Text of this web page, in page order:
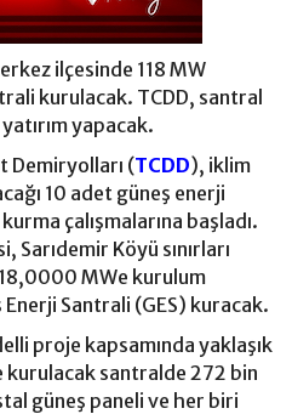
ilçesinde 118 MW
kurulacak. TCDD, santral
yapacak.
Demiryolları (TCDD), iklim
10 adet güneş enerji
çalışmalarına başladı.
Sarıdemir Köyü sınırları
MWe kurulum
Santrali (GES) kuracak.
proje kapsamında yaklaşık
kurulacak santralde 272 bin
güneş paneli ve her biri